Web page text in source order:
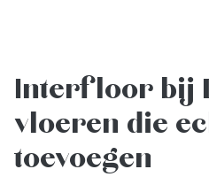
Interfloor bij
vloeren die
toevoegen